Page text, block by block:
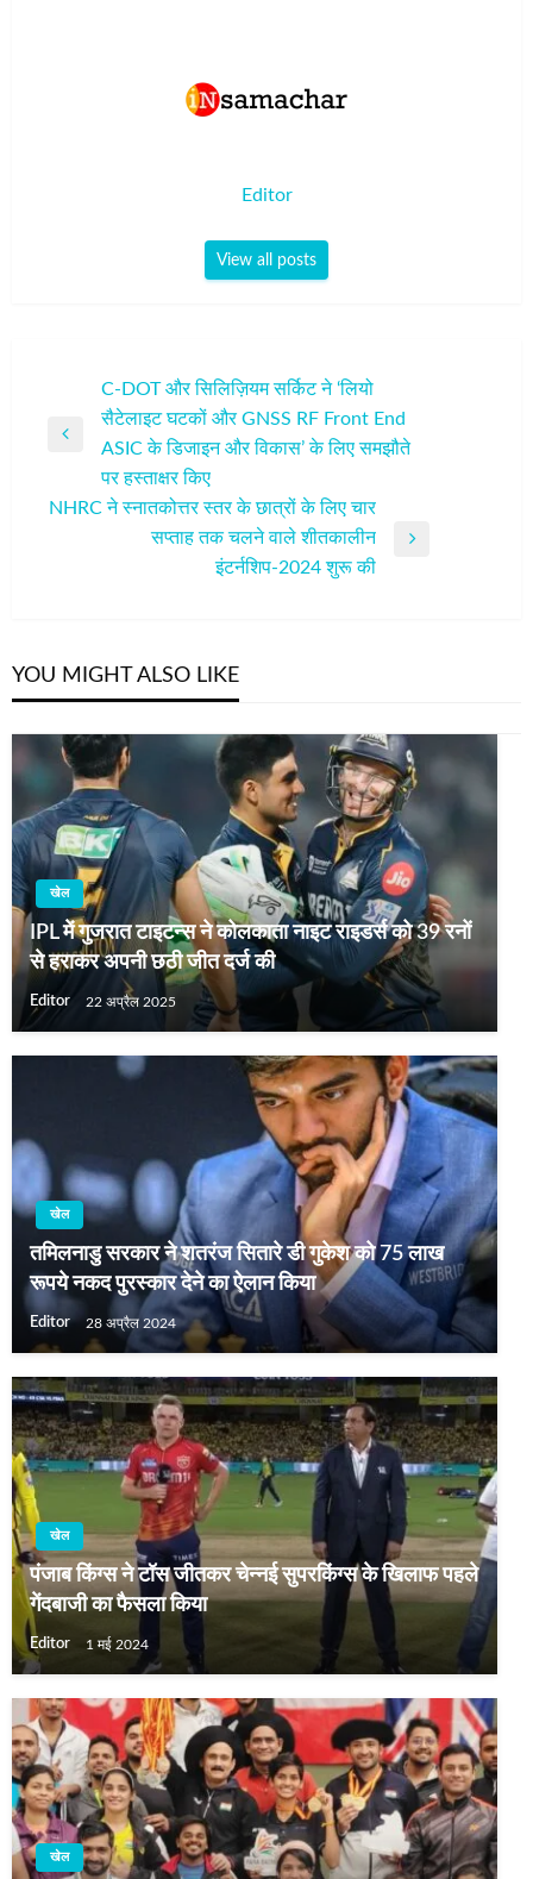
Editor
View all posts
नेविगेशन
Previous
C-DOT और सिलिज़ियम सर्किट ने ‘लियो
सैटेलाइट घटकों और GNSS RF Front End
ASIC के डिजाइन और विकास’ के लिए समझौते
पर हस्ताक्षर किए
NHRC ने स्नातकोत्तर स्तर के छात्रों के लिए चार
सप्ताह तक चलने वाले शीतकालीन
इंटर्नशिप-2024 शुरू की
YOU MIGHT ALSO LIKE
खेल
IPL में गुजरात टाइटन्स ने कोलकाता नाइट राइडर्स को 39 रनों
से हराकर अपनी छठी जीत दर्ज की
Editor 22 अप्रैल 2025
खेल
तमिलनाडु सरकार ने शतरंज सितारे डी गुकेश को 75 लाख
रूपये नकद पुरस्कार देने का ऐलान किया
Editor 28 अप्रैल 2024
खेल
पंजाब किंग्स ने टॉस जीतकर चेन्नई सुपरकिंग्स के खिलाफ पहले
गेंदबाजी का फैसला किया
Editor 1 मई 2024
खेल